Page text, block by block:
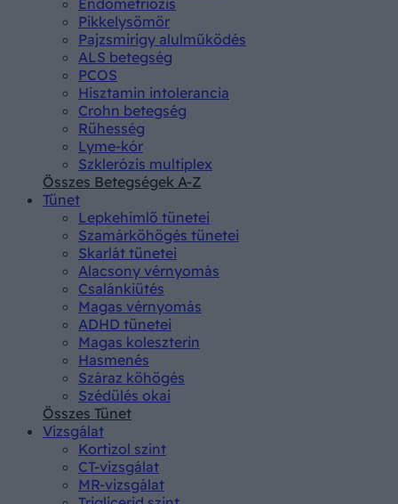
Pikkelysömör
Pajzsmirigy alulműködés
ALS betegség
PCOS
Hisztamin intolerancia
Crohn betegség
Rühesség
Lyme-kór
Szklerózis multiplex
Összes Betegségek A-Z
Tünet
Lepkehimlő tünetei
Szamárköhögés tünetei
Skarlát tünetei
Alacsony vérnyomás
Csalánkiütés
Magas vérnyomás
ADHD tünetei
Magas koleszterin
Hasmenés
Száraz köhögés
Szédülés okai
Összes Tünet
Vizsgálat
Kortizol szint
CT-vizsgálat
MR-vizsgálat